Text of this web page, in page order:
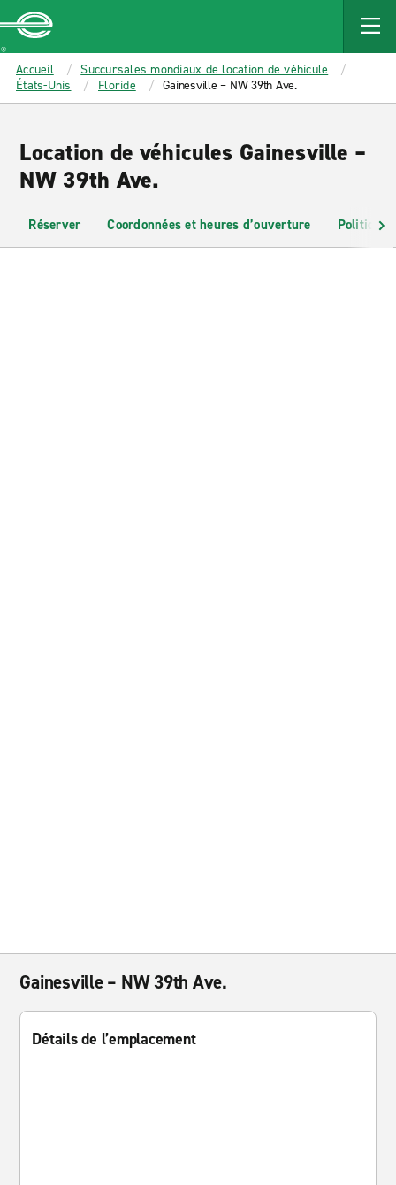
MAIN
CONTENT
Enterprise
Accueil
Succursales mondiaux de location de véhicule
États-Unis
Floride Gainesville – NW 39th Ave.
Location de véhicules Gainesville –
NW 39th Ave.
Réserver Coordonnées et heures d’ouverture Politiques
Gainesville – NW 39th Ave.
Détails de l’emplacement